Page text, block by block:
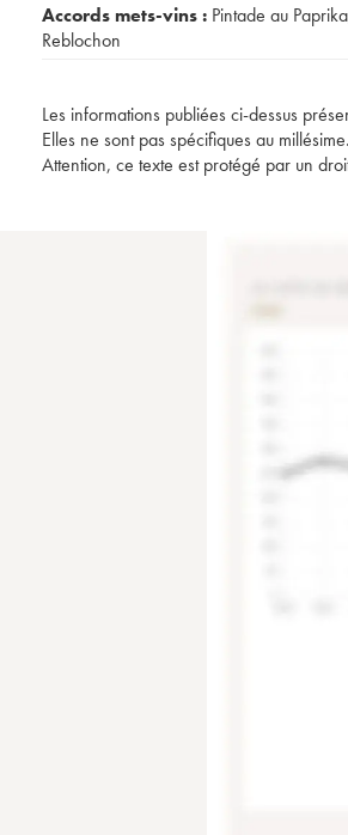
Accords mets-vins : Pintade au Paprika
Reblochon
Les informations publiées ci-dessus
Elles ne sont pas spécifiques au millésime.
Attention, ce texte est protégé par un